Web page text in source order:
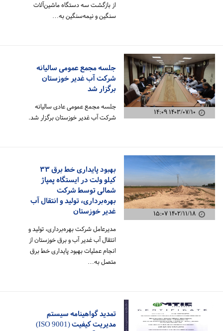
از بازگشت سه دستگاه ماشین‌آلات
سنگین و نیمه‌سنگین به…
۱۴۰۳/۰۷/۱۰ ۱۴:۰۹
جلسه مجمع عمومی سالیانه
شرکت آب غدیر خوزستان
برگزار شد
جلسه مجمع عمومی عادی سالیانه
شرکت آب غدیر خوزستان برگزار شد.
۱۴۰۲/۱۱/۱۸ ۱۵:۰۷
بهبود پایداری خط برق ۳۳
کیلو ولت در ایستگاه پمپاژ
شمالی توسط شرکت
بهره‌برداری، تولید و انتقال آب
غدیر خوزستان
مدیرعامل شرکت بهره‌برداری، تولید و
انتقال آب غدیر آب و برق خوزستان از
انجام عملیات بهبود پایداری خط برق
متصل به…
تمدید گواهینامه سیستم
مدیریت کیفیت (ISO 9001)